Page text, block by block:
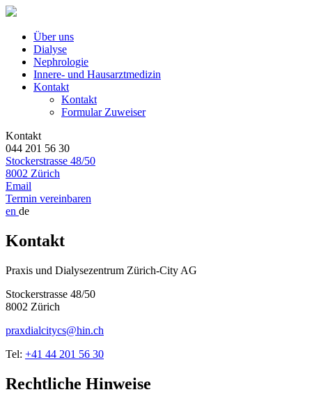
Über uns
Dialyse
Nephrologie
Innere- und Hausarztmedizin
Kontakt
Kontakt
Formular Zuweiser
Kontakt
044 201 56 30
Stockerstrasse 48/50
8002 Zürich
Email
Termin vereinbaren
en de
Kontakt
Praxis und Dialysezentrum Zürich-City AG
Stockerstrasse 48/50
8002 Zürich
praxdialcitycs@hin.ch
Tel: +41 44 201 56 30
Rechtliche Hinweise